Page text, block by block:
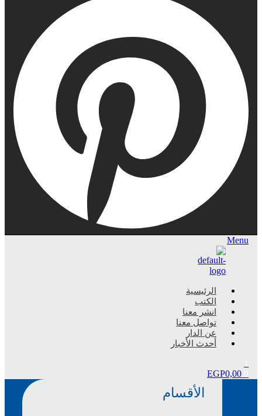
Menu
الرئيسية
الكتب
انشر معنا
تواصل معنا
عن الدار
أحدث الأخبار
EGP0,00
الأقسام